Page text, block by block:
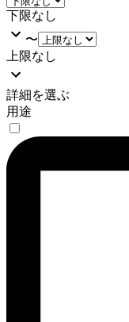
下限なし
〜
上限なし
詳細を選ぶ
用途